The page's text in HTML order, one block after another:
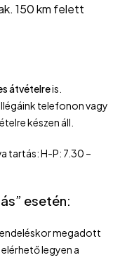
150 km felett
átvételreis.
telefonon vagy
készen áll.
tartás: H-P: 7.30 –
esetén:
megadott
legyen a